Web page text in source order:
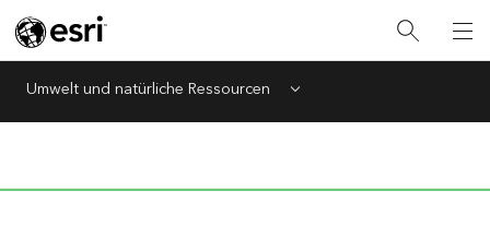
Umwelt und natürliche Ressourcen Menu